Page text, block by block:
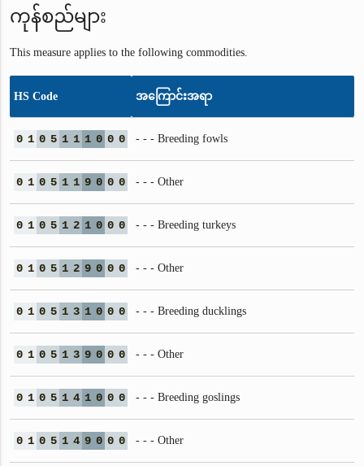
ကုန်စည်များ
This measure applies to the following commodities.
HS Code အကြောင်းအရာ
0 1 0 5 1 1 1 0 0 0 - - - Breeding fowls
0 1 0 5 1 1 9 0 0 0 - - - Other
0 1 0 5 1 2 1 0 0 0 - - - Breeding turkeys
0 1 0 5 1 2 9 0 0 0 - - - Other
0 1 0 5 1 3 1 0 0 0 - - - Breeding ducklings
0 1 0 5 1 3 9 0 0 0 - - - Other
0 1 0 5 1 4 1 0 0 0 - - - Breeding goslings
0 1 0 5 1 4 9 0 0 0 - - - Other